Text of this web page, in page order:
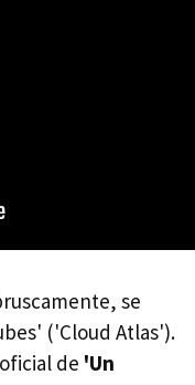
se
('Cloud Atlas').
de 'Un